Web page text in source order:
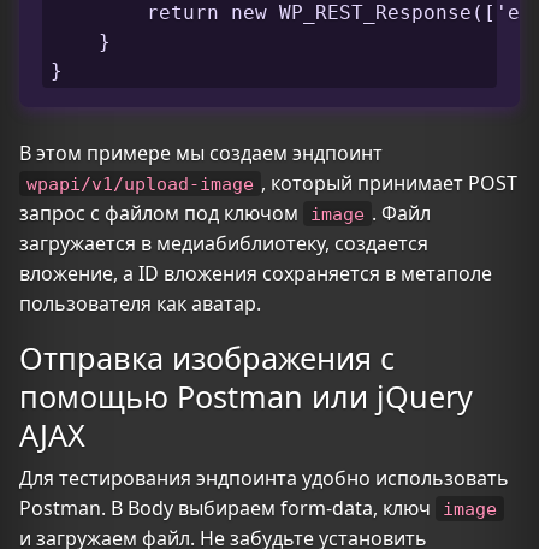
return new
    }
}
В этом примере мы создаем эндпоинт
wpapi/v1/upload-image , который принимает POST
запрос с файлом под ключом
image . Файл
загружается в медиабиблиотеку, создается
вложение, а ID вложения сохраняется в метаполе
пользователя как аватар.
Отправка изображения с
помощью Postman или jQuery
AJAX
Для тестирования эндпоинта удобно использовать
Postman. В Body выбираем form-data, ключ
image
и загружаем файл. Не забудьте установить